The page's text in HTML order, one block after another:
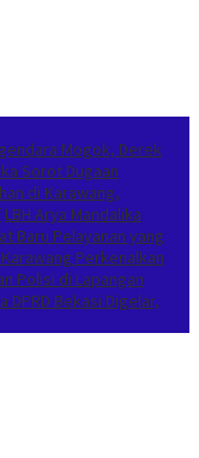
Mogok, Derek
Sorot Dugaan
di Karawang,
LBH Arya Mandalika
Baru Pelayanan yang
Perkenalkan
Polisi di Lapangan
DPRD Bekasi Digelar,